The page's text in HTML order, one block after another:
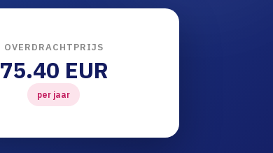
OVERDRACHTPRIJS
75.40 EUR
per jaar